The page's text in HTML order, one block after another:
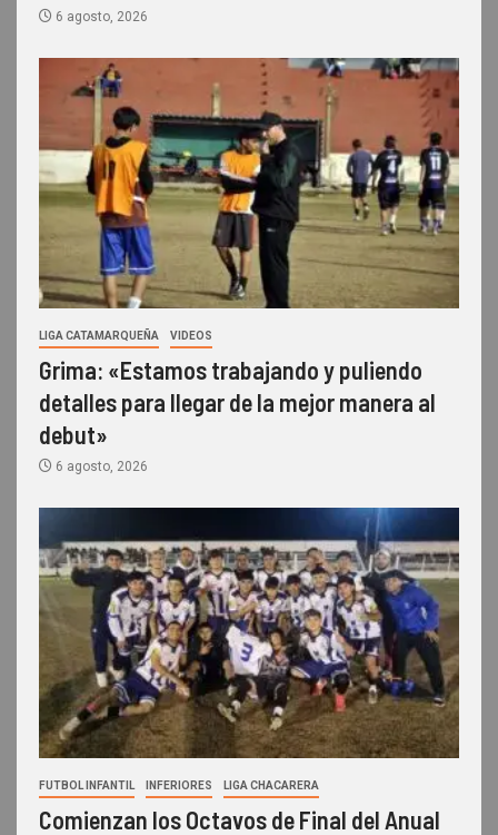
6 agosto, 2026
LIGA CATAMARQUEÑA VIDEOS
Grima: «Estamos trabajando y puliendo
detalles para llegar de la mejor manera al
debut»
6 agosto, 2026
FUTBOL INFANTIL INFERIORES LIGA CHACARERA
Comienzan los Octavos de Final del Anual